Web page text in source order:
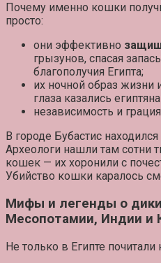
Почему именно кошки
просто:
они эффективно
грызунов, спасая
благополучия Египта;
их ночной образ жизни
глаза казались
независимость и
В городе Бубастис
Археологи нашли там сотни
кошек — их хоронили с
Убийство кошки каралось
Мифы и легенды о
Месопотамии, Индии и
Не только в Египте почитали